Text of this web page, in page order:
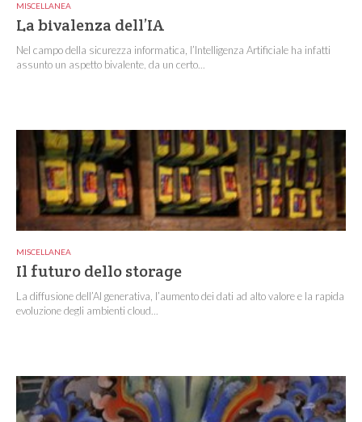
MISCELLANEA
La bivalenza dell’IA
Nel campo della sicurezza informatica, l’Intelligenza Artificiale ha infatti
assunto un aspetto bivalente, da un certo...
MISCELLANEA
Il futuro dello storage
La diffusione dell’AI generativa, l’aumento dei dati ad alto valore e la rapida
evoluzione degli ambienti cloud...